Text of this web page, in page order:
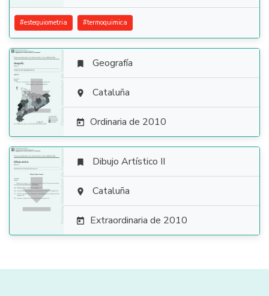
#estequiometria #termoquimica

 Geografía
 Cataluña
 Ordinaria de 2010

 Dibujo Artístico II
 Cataluña
 Extraordinaria de 2010